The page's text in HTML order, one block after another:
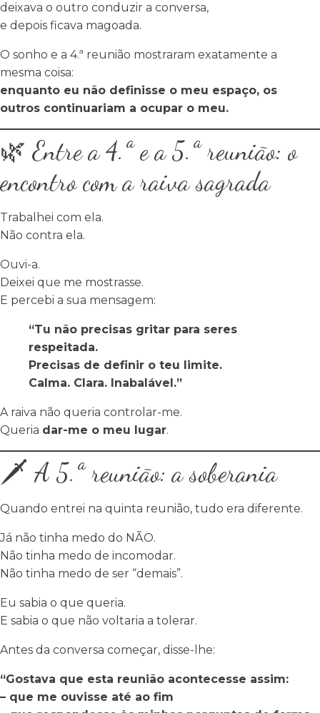
deixava o outro conduzir a conversa,
e depois ficava magoada.
O sonho e a 4.ª reunião mostraram exatamente a
mesma coisa:
enquanto eu não definisse o meu espaço, os
outros continuariam a ocupar o meu.
🌿 Entre a 4.ª e a 5.ª reunião: o
encontro com a raiva sagrada
Trabalhei com ela.
Não contra ela.
Ouvi-a.
Deixei que me mostrasse.
E percebi a sua mensagem:
“Tu não precisas gritar para seres
respeitada.
Precisas de definir o teu limite.
Calma. Clara. Inabalável.”
A raiva não queria controlar-me.
Queria dar-me o meu lugar.
🗡️ A 5.ª reunião: a soberania
Quando entrei na quinta reunião, tudo era diferente.
Já não tinha medo do NÃO.
Não tinha medo de incomodar.
Não tinha medo de ser “demais”.
Eu sabia o que queria.
E sabia o que não voltaria a tolerar.
Antes da conversa começar, disse-lhe:
“Gostava que esta reunião acontecesse assim:
– que me ouvisse até ao fim